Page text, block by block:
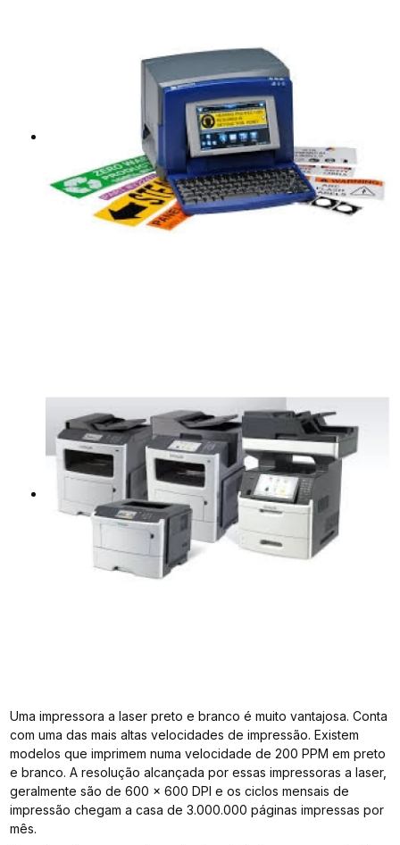
Uma impressora a laser preto e branco é muito vantajosa. Conta
com uma das mais altas velocidades de impressão. Existem
modelos que imprimem numa velocidade de 200 PPM em preto
e branco. A resolução alcançada por essas impressoras a laser,
geralmente são de 600 x 600 DPI e os ciclos mensais de
impressão chegam a casa de 3.000.000 páginas impressas por
mês.